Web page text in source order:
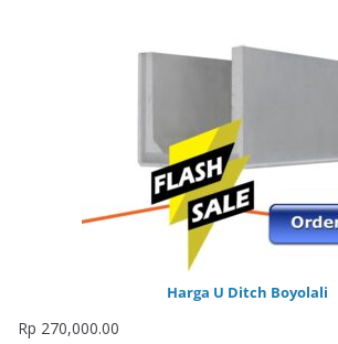
Harga U Ditch Boyolali
Rp 270,000.00